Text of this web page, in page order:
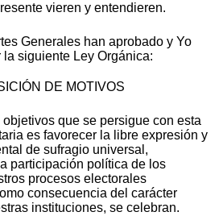
vieren y entendieren.
Generales han aprobado y Yo
siguiente Ley Orgánica:
DE MOTIVOS
que se persigue con esta
es favorecer la libre expresión y
de sufragio universal,
participación política de los
procesos electorales
consecuencia del carácter
instituciones, se celebran.